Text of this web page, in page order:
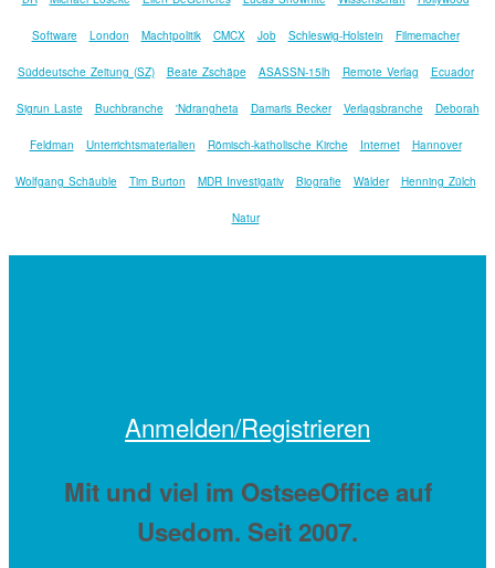
Software London Machtpolitik CMCX Job Schleswig-Holstein Filmemacher
Süddeutsche Zeitung (SZ) Beate Zschäpe ASASSN-15lh Remote Verlag Ecuador
Sigrun Laste Buchbranche 'Ndrangheta Damaris Becker Verlagsbranche Deborah
Feldman Unterrichtsmaterialien Römisch-katholische Kirche Internet Hannover
Wolfgang Schäuble Tim Burton MDR Investigativ Biografie Wälder Henning Zülch
Natur
Anmelden/Registrieren
Mit und viel im OstseeOffice auf
Usedom. Seit 2007.